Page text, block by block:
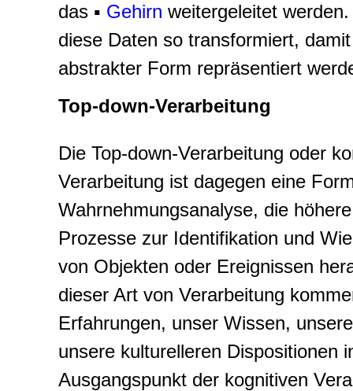
das ▪ Gehirn weitergeleitet
diese Daten so transformiert,
abstrakter Form repräsentiert
Top-down-Verarbeitung
Die Top-down-Verarbeitung oder
Verarbeitung ist dagegen eine
Wahrnehmungsanalyse, die
Prozesse zur Identifikation und
von Objekten oder Ereignissen
dieser Art von Verarbeitung
Erfahrungen, unser Wissen,
unsere kulturelleren Dispositionen
Ausgangspunkt der kognitiven